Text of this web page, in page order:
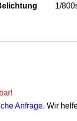
1/
Anfrage. Wir